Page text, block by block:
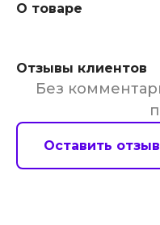
О товаре
Отзывы клиентов
Без
Оставить отзыв